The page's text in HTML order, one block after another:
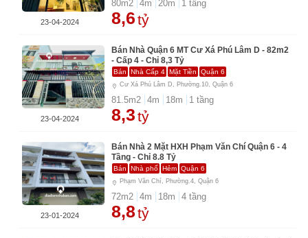
80m2 4m 20m 1 tầng
8,6tỷ
23-04-2024
Bán Nhà Quận 6 MT Cư Xá Phú Lâm D - 82m2
- Cấp 4 - Chỉ 8,3 Tỷ
Bán Nhà Cấp 4 Mặt Tiền Quận 6
Cư Xá Phú Lâm D, Phường.10, Quận 6
81.5m2 4m 18m 1 tầng
8,3tỷ
23-04-2024
Bán Nhà 2 Mặt HXH Phạm Văn Chí Quận 6 - 4
Tầng - Chỉ 8.8 Tỷ
Bán Nhà phố Hẻm Quận 6
Phạm Văn Chí, Phường.4, Quận 6
72m2 4m 18m 4 tầng
8,8tỷ
23-01-2024